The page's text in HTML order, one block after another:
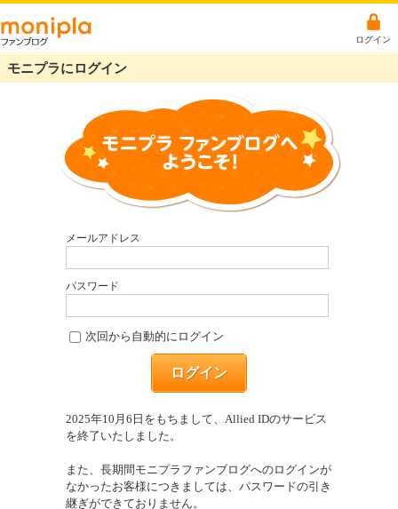
ログイン
モニプラにログイン
メールアドレス
パスワード
次回から自動的にログイン
ログイン
2025年10月6日をもちまして、Allied IDのサービス
を終了いたしました。
また、長期間モニプラファンブログへのログインが
なかったお客様につきましては、パスワードの引き
継ぎができておりません。